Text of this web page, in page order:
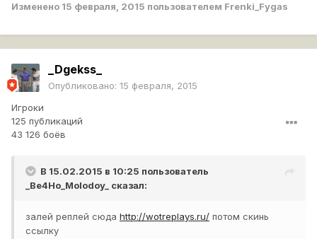
Изменено 15 февраля, 2015 пользователем Frenki_Fygas
_Dgekss_
Опубликовано: 15 февраля, 2015
Игроки
125 публикаций
43 126 боёв
В 15.02.2015 в 10:25 пользователь
_Be4Ho_Molodoy_ сказал:
залей реплей сюда http://wotreplays.ru/ потом скинь
ссылку